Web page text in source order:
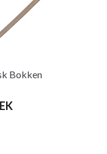
Bokken